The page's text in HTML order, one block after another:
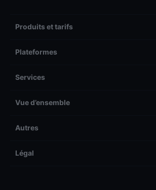
Produits et tarifs
Plateformes
Services
Vue d’ensemble
Autres
Légal